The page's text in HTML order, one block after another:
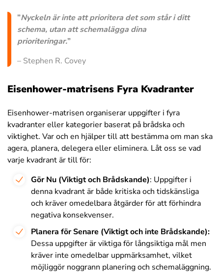
”Nyckeln är inte att prioritera det som står i ditt
schema, utan att schemalägga dina
prioriteringar.”
– Stephen R. Covey
Eisenhower-matrisens Fyra Kvadranter
Eisenhower-matrisen organiserar uppgifter i fyra
kvadranter eller kategorier baserat på brådska och
viktighet. Var och en hjälper till att bestämma om man ska
agera, planera, delegera eller eliminera. Låt oss se vad
varje kvadrant är till för:
Gör Nu (Viktigt och Brådskande): Uppgifter i
denna kvadrant är både kritiska och tidskänsliga
och kräver omedelbara åtgärder för att förhindra
negativa konsekvenser.
Planera för Senare (Viktigt och inte Brådskande):
Dessa uppgifter är viktiga för långsiktiga mål men
kräver inte omedelbar uppmärksamhet, vilket
möjliggör noggrann planering och schemaläggning.